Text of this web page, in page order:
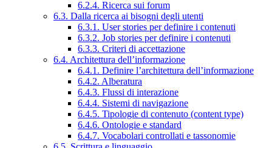
6.2.4. Ricerca sui forum
6.3. Dalla ricerca ai bisogni degli utenti
6.3.1. User stories per definire i contenuti
6.3.2. Job stories per definire i contenuti
6.3.3. Criteri di accettazione
6.4. Architettura dell’informazione
6.4.1. Definire l’architettura dell’informazione
6.4.2. Alberatura
6.4.3. Flussi di interazione
6.4.4. Sistemi di navigazione
6.4.5. Tipologie di contenuto (content type)
6.4.6. Ontologie e standard
6.4.7. Vocabolari controllati e tassonomie